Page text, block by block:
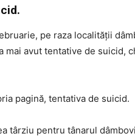
pe raza localității
mai avut tentative de suicid,
pagină, tentativa de suicid.
târziu pentru tânarul